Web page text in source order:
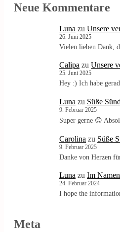
Neue Kommentare
Luna zu Unsere
26. Juni 2025
Vielen lieben Dank,
Calipa zu Unsere
25. Juni 2025
Hey :) Ich habe
Luna zu Süße
9. Februar 2025
Super gerne 😊
Carolina zu Süße
9. Februar 2025
Danke von Herzen
Luna zu Im
24. Februar 2024
I hope the
Meta